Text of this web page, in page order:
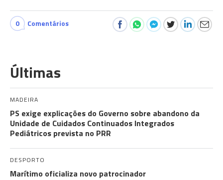
0 Comentários
Últimas
MADEIRA
PS exige explicações do Governo sobre abandono da
Unidade de Cuidados Continuados Integrados
Pediátricos prevista no PRR
DESPORTO
Marítimo oficializa novo patrocinador